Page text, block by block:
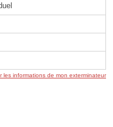
les informations de mon exterminateur